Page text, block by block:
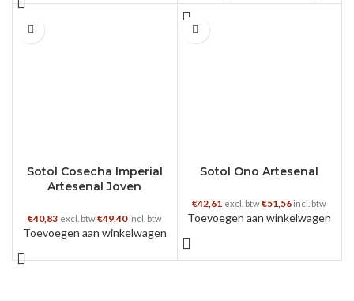
0.7 L
Sotol Cosecha Imperial
Artesenal Joven
€40,83 excl. btw€49,40incl. btw
Toevoegen aan winkelwagen
0.7 L
Sotol Ono Artesenal
€42,61 excl. btw€51,56 incl. btw
Toevoegen aan winkelwagen